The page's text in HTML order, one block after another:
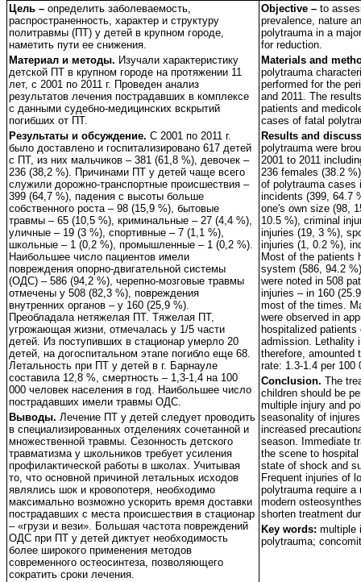
Цель – определить заболеваемость,
распространенность, характер и структуру
политравмы (ПТ) у детей в крупном городе,
наметить пути ее снижения.
Материал и методы. Изучали характеристику
детской ПТ в крупном городе на протяжении 11
лет, с 2001 по 2011 г. Проведен анализ
результатов лечения пострадавших в комплексе
с данными судебно-медицинских вскрытий
погибших от ПТ.
Результаты и обсуждение. С 2001 по 2011 г.
было доставлено и госпитализировано 617 детей
с ПТ, из них мальчиков – 381 (61,8 %), девочек –
236 (38,2 %). Причинами ПТ у детей чаще всего
служили дорожно-транспортные происшествия –
399 (64,7 %), падения с высоты больше
собственного роста – 98 (15,9 %), бытовые
травмы – 65 (10,5 %), криминальные – 27 (4,4 %),
уличные – 19 (3 %), спортивные – 7 (1,1 %),
школьные – 1 (0,2 %), промышленные – 1 (0,2 %).
Наибольшее число пациентов имели
повреждения опорно-двигательной системы
(ОДС) – 586 (94,2 %), черепно-мозговые травмы
отмечены у 508 (82,3 %), повреждения
внутренних органов – у 160 (25,9 %).
Преобладала нетяжелая ПТ. Tяжелая ПТ,
угрожающая жизни, отмечалась у 1/5 части
детей. Из поступивших в стационар умерло 20
детей, на догоспитальном этапе погибло еще 68.
Летальность при ПТ у детей в г. Барнауле
составила 12,8 %, смертность – 1,3-1,4 на 100
000 человек населения в год. Наибольшее число
пострадавших имели травмы ОДС.
Выводы.Лечение ПТ у детей следует проводить
в специализированных отделениях сочетанной и
множественной травмы. Сезонность детского
травматизма у школьников требует усиления
профилактической работы в школах. Учитывая
то, что основной причиной летальных исходов
являлись шок и кровопотеря, необходимо
максимально возможно ускорить время доставки
пострадавших с места происшествия в стационар
– «грузи и вези». Большая частота повреждений
ОДС при ПТ у детей диктует необходимость
более широкого применения методов
современного остеосинтеза, позволяющего
сократить сроки лечения.
Objective – to
prevalence, nature
polytrauma in a
for reduction.
Materials and
polytrauma
performed for the
and 2011. The
patients and
cases of fatal
Results and
polytrauma were
2001 to 2011
236 females (38.2
of polytrauma cases
incidents (399, 64.7
one's own size (98,
10.5 %), criminal
injuries (19, 3 %),
injuries (1, 0.2 %),
Most of the patients
system (586, 94.2
were noted in 508
injuries – in 160
most of the times.
were observed in
hospitalized
admission. Lethality
therefore, amounted
rate: 1.3-1.4 per 100
Conclusion. The
children should be
multiple injury and
seasonality of
increased
season. Immediate
the scene to
state of shock and
Frequent injuries of
polytrauma require a
modern
shorten treatment
Key words: multiple
polytrauma;